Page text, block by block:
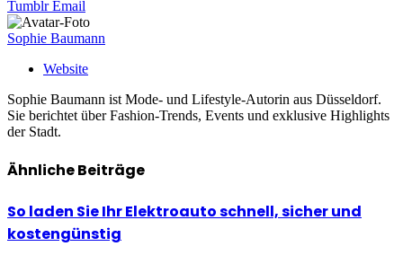
Tumblr Email
Sophie Baumann
Website
Sophie Baumann ist Mode- und Lifestyle-Autorin aus Düsseldorf.
Sie berichtet über Fashion-Trends, Events und exklusive Highlights
der Stadt.
ÄhnlicheBeiträge
So laden Sie Ihr Elektroauto schnell, sicher und
kostengünstig